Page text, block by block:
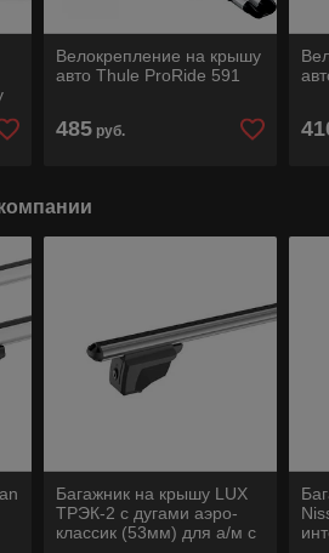
Велокрепление на крышу
авто Thule ProRide 591
485руб.
Багажник на крышу LUX
ТРЭК-2 с дугами аэро-
классик (53мм) для а/м с